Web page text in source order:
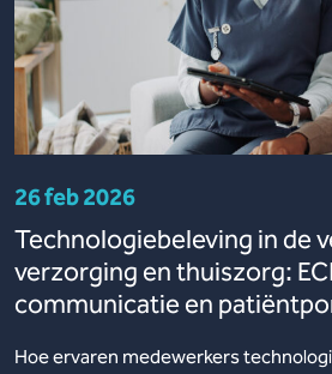
26 feb 2026
Technologiebeleving in de
verzorging en thuiszorg:
communicatie en
Hoe ervaren medewerkers